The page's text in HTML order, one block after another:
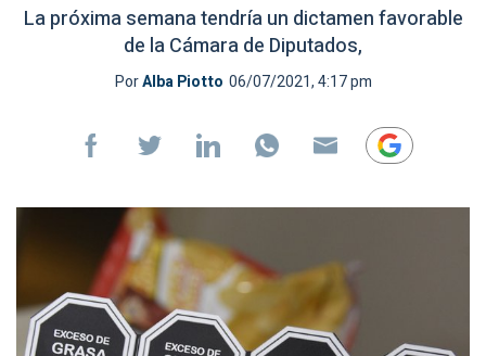
La próxima semana tendría un dictamen favorable
de la Cámara de Diputados,
PorAlba Piotto 06/07/2021, 4:17 pm